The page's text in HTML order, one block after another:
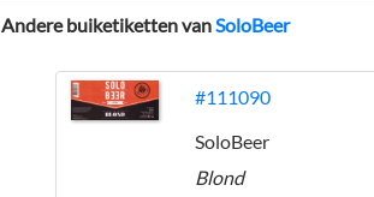
Andere buiketiketten vanSoloBeer
#111090
SoloBeer
Blond